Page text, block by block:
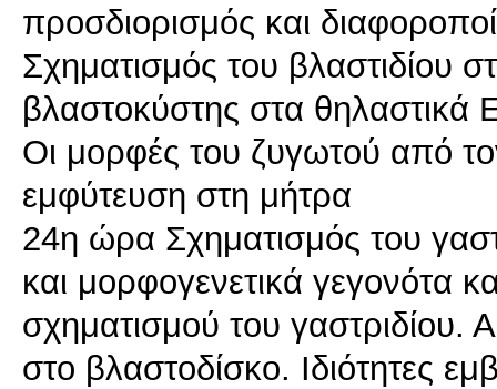
προσδιορισμός και
Σχηματισμός του βλαστιδίου
βλαστοκύστης στα θηλαστικά
Οι μορφές του ζυγωτού από
εμφύτευση στη μήτρα
24η ώρα Σχηματισμός του
και μορφογενετικά γεγονότα
σχηματισμού του γαστριδίου.
στο βλαστοδίσκο. Ιδιότητες